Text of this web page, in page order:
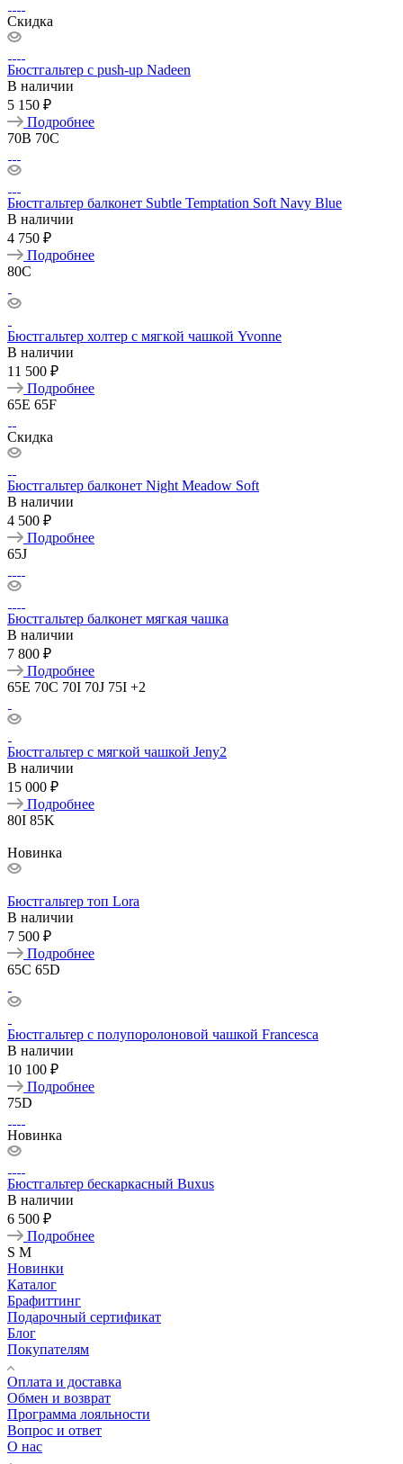
Скидка
Бюстгальтер с push-up Nadeen
В наличии
5 150 ₽
Подробнее
70B 70C
Бюстгальтер балконет Subtle Temptation Soft Navy Blue
В наличии
4 750 ₽
Подробнее
80C
Бюстгальтер холтер с мягкой чашкой Yvonne
В наличии
11 500 ₽
Подробнее
65E 65F
Скидка
Бюстгальтер балконет Night Meadow Soft
В наличии
4 500 ₽
Подробнее
65J
Бюстгальтер балконет мягкая чашка
В наличии
7 800 ₽
Подробнее
65E 70C 70I 70J 75I +2
Бюстгальтер с мягкой чашкой Jeny2
В наличии
15 000 ₽
Подробнее
80I 85K
Новинка
Бюстгальтер топ Lora
В наличии
7 500 ₽
Подробнее
65C 65D
Бюстгальтер с полупоролоновой чашкой Francesca
В наличии
10 100 ₽
Подробнее
75D
Новинка
Бюстгальтер бескаркасный Buxus
В наличии
6 500 ₽
Подробнее
S M
Новинки
Каталог
Брафиттинг
Подарочный сертификат
Блог
Покупателям
Оплата и доставка
Обмен и возврат
Программа лояльности
Вопрос и ответ
О нас